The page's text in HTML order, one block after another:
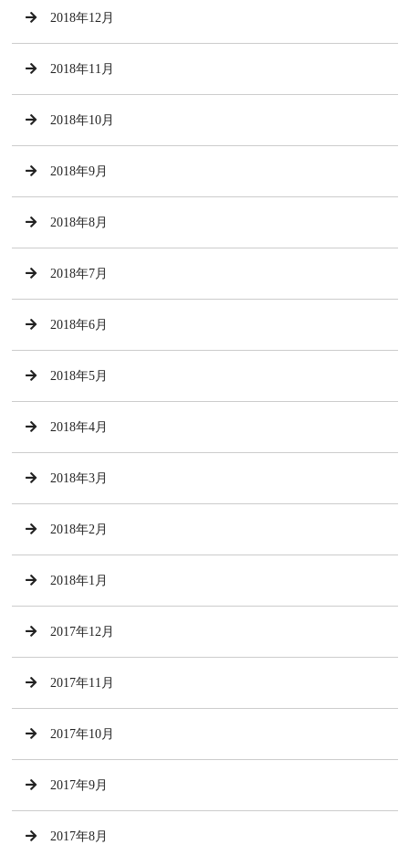
2018年12月
2018年11月
2018年10月
2018年9月
2018年8月
2018年7月
2018年6月
2018年5月
2018年4月
2018年3月
2018年2月
2018年1月
2017年12月
2017年11月
2017年10月
2017年9月
2017年8月